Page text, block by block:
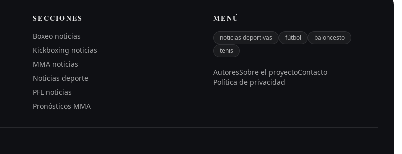
SECCIONES
Boxeo noticias
Kickboxing noticias
MMA noticias
Noticias deporte
PFL noticias
Pronósticos MMA
MENÚ
noticias deportivas fútbol
baloncesto
tenis
AutoresSobre el proyectoContacto
Política de privacidad